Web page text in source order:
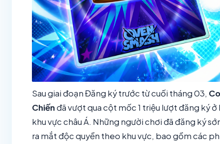
Sau giai đoạn Đăng ký trước từ cuối tháng 03,
Chiến đã vượt qua cột mốc 1 triệu lượt đăng ký
khu vực châu Á. Những người chơi đã đăng ký
ra mắt độc quyền theo khu vực, bao gồm các